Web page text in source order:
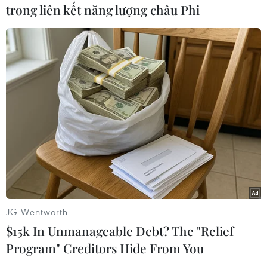
#Điện thoại #Huawei
#Bà Mạnh Vãn Chu
#Bộ Ngoại giao Trung Quốc
#tin tức thời sự
#tin tức hot
#thời sự thế giới
#VietnamPlus
Trung Quốc
Theo dõi VietnamPlus
trong liên kết năng lượng châu Phi
JG Wentworth
$15k In Unmanageable Debt? The "Relief
Program" Creditors Hide From You